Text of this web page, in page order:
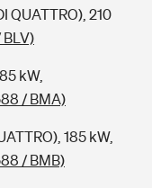
QUATTRO), 210
kW,
/ BMA)
185 kW,
/ BMB)